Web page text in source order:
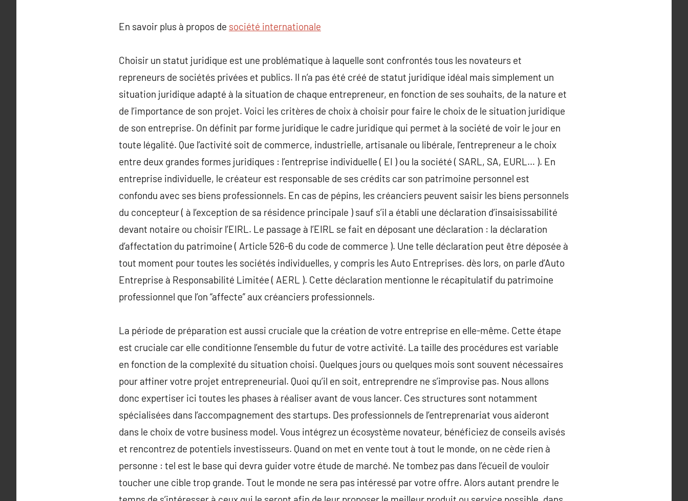
En savoir plus à propos de société internationale
Choisir un statut juridique est une problématique à laquelle sont confrontés tous les novateurs et
repreneurs de sociétés privées et publics. Il n’a pas été créé de statut juridique idéal mais simplement un
situation juridique adapté à la situation de chaque entrepreneur, en fonction de ses souhaits, de la nature et
de l’importance de son projet. Voici les critères de choix à choisir pour faire le choix de le situation juridique
de son entreprise. On définit par forme juridique le cadre juridique qui permet à la société de voir le jour en
toute légalité. Que l’activité soit de commerce, industrielle, artisanale ou libérale, l’entrepreneur a le choix
entre deux grandes formes juridiques : l’entreprise individuelle ( EI ) ou la société ( SARL, SA, EURL… ). En
entreprise individuelle, le créateur est responsable de ses crédits car son patrimoine personnel est
confondu avec ses biens professionnels. En cas de pépins, les créanciers peuvent saisir les biens personnels
du concepteur ( à l’exception de sa résidence principale ) sauf s’il a établi une déclaration d’insaisissabilité
devant notaire ou choisir l’EIRL. Le passage à l’EIRL se fait en déposant une déclaration : la déclaration
d’affectation du patrimoine ( Article 526-6 du code de commerce ). Une telle déclaration peut être déposée à
tout moment pour toutes les sociétés individuelles, y compris les Auto Entreprises. dès lors, on parle d’Auto
Entreprise à Responsabilité Limitée ( AERL ). Cette déclaration mentionne le récapitulatif du patrimoine
professionnel que l’on “affecte” aux créanciers professionnels.
La période de préparation est aussi cruciale que la création de votre entreprise en elle-même. Cette étape
est cruciale car elle conditionne l’ensemble du futur de votre activité. La taille des procédures est variable
en fonction de la complexité du situation choisi. Quelques jours ou quelques mois sont souvent nécessaires
pour affiner votre projet entrepreneurial. Quoi qu’il en soit, entreprendre ne s’improvise pas. Nous allons
donc expertiser ici toutes les phases à réaliser avant de vous lancer. Ces structures sont notamment
spécialisées dans l’accompagnement des startups. Des professionnels de l’entreprenariat vous aideront
dans le choix de votre business model. Vous intégrez un écosystème novateur, bénéficiez de conseils avisés
et rencontrez de potentiels investisseurs. Quand on met en vente tout à tout le monde, on ne cède rien à
personne : tel est le base qui devra guider votre étude de marché. Ne tombez pas dans l’écueil de vouloir
toucher une cible trop grande. Tout le monde ne sera pas intéressé par votre offre. Alors autant prendre le